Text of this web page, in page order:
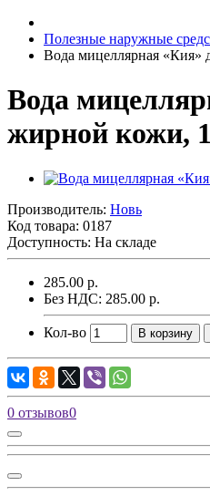
Полезные наружные
Вода мицеллярная «Кия»
Вода
жирной кожи,
Производитель: Новь
Код товара: 0187
Доступность: На складе
285.00 р.
Без НДС: 285.00 р.
Кол-во В корзину
0 отзывов0